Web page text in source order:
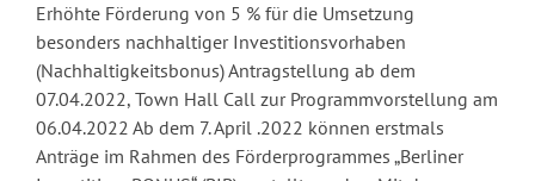
Erhöhte Förderung von 5 % für die Umsetzung
besonders nachhaltiger Investitionsvorhaben
(Nachhaltigkeitsbonus) Antragstellung ab dem
07.04.2022, Town Hall Call zur Programmvorstellung am
06.04.2022 Ab dem 7. April .2022 können erstmals
Anträge im Rahmen des Förderprogrammes „Berliner